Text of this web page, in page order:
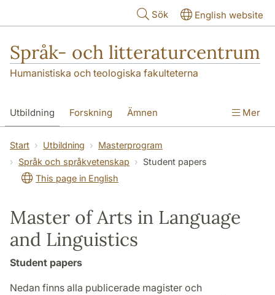
Sök English website
Språk- och litteraturcentrum
Humanistiska och teologiska fakulteterna
Utbildning Forskning Ämnen
SOL-husen Kontakt
översättning till svenska
Mer
Start Utbildning
Masterprogram
Språk och språkvetenskap
Student papers
This page in English
Master of Arts in Language
and Linguistics
Student papers
Nedan finns alla publicerade magister och